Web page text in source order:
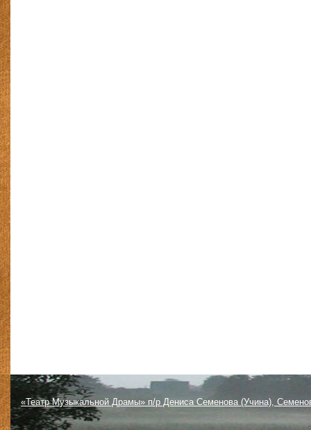
«Театр Музыкальной Драмы» п/р Дениса Семенова (Учина),